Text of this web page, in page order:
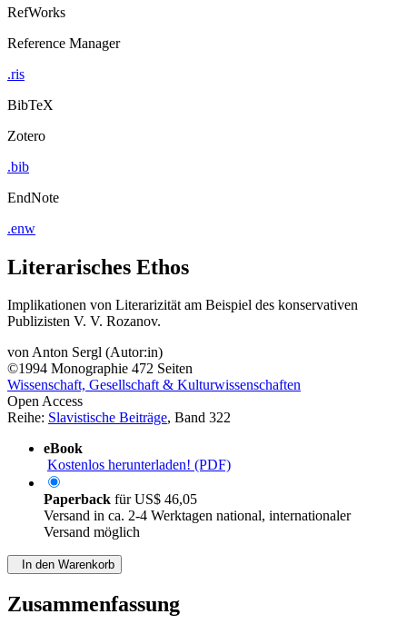
RefWorks
Reference Manager
.ris
BibTeX
Zotero
.bib
EndNote
.enw
Literarisches Ethos
Implikationen von Literarizität am Beispiel des konservativen
Publizisten V. V. Rozanov.
vonAnton Sergl (Autor:in)
©1994 Monographie 472 Seiten
Wissenschaft, Gesellschaft & Kulturwissenschaften
Open Access
Reihe: Slavistische Beiträge, Band 322
eBook
Kostenlos herunterladen! (PDF)
Paperback fürUS$ 46,05
Versand in ca. 2-4 Werktagen national, internationaler
Versand möglich
In den Warenkorb
Zusammenfassung